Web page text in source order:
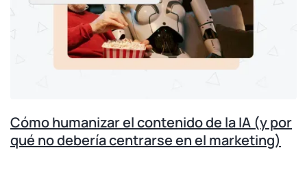
Cómo humanizar el contenido de la IA (y por
qué no debería centrarse en el marketing)